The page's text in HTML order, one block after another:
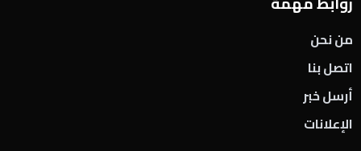
من نحن
اتصل بنا
أرسل خبر
الإعلانات